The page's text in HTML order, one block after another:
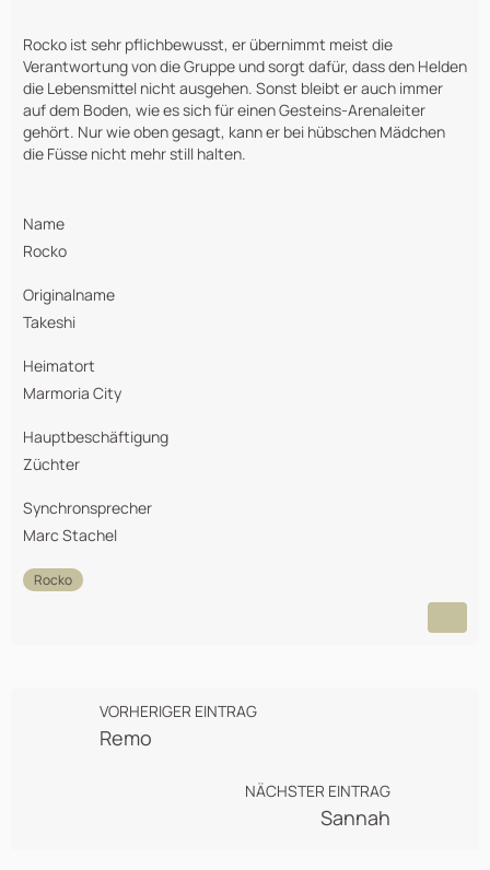
Rocko ist sehr pflichbewusst, er übernimmt meist die
Verantwortung von die Gruppe und sorgt dafür, dass den Helden
die Lebensmittel nicht ausgehen. Sonst bleibt er auch immer
auf dem Boden, wie es sich für einen Gesteins-Arenaleiter
gehört. Nur wie oben gesagt, kann er bei hübschen Mädchen
die Füsse nicht mehr still halten.
Name
Rocko
Originalname
Takeshi
Heimatort
Marmoria City
Hauptbeschäftigung
Züchter
Synchronsprecher
Marc Stachel
Rocko
VORHERIGER EINTRAG
Remo
NÄCHSTER EINTRAG
Sannah